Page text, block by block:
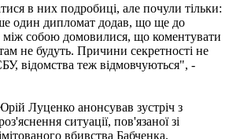
в них подробиці, але почули тільки:
один дипломат додав, що ще до
між собою домовилися, що коментувати
не будуть. Причини секретності не
відомства теж відмовчуються", -
Луценко анонсував зустріч з
ситуації, пов'язаної зі
вбивства Бабченка.